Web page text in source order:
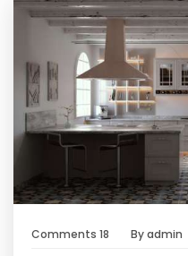
Byadmin
18 Comments